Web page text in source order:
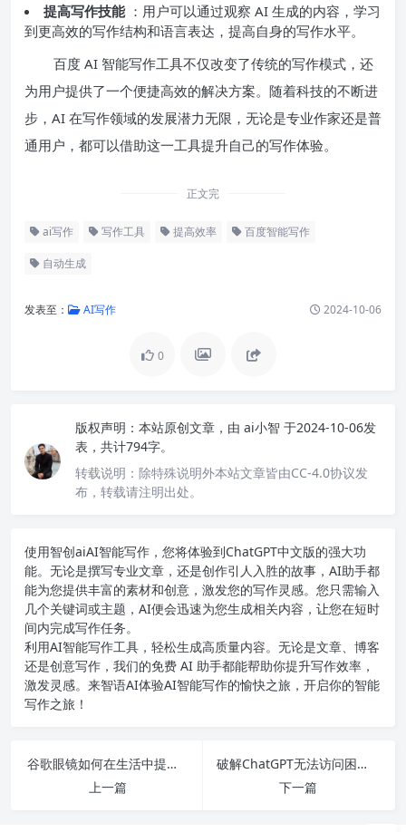
提高写作技能 ：用户可以通过观察 AI 生成的内容，学习
到更高效的写作结构和语言表达，提高自身的写作水平。
百度 AI 智能写作工具不仅改变了传统的写作模式，还
为用户提供了一个便捷高效的解决方案。随着科技的不断进
步，AI 在写作领域的发展潜力无限，无论是专业作家还是普
通用户，都可以借助这一工具提升自己的写作体验。
正文完
ai写作 写作工具 提高效率 百度智能写作
自动生成
发表至： AI写作 2024-10-06
0
版权声明： 本站原创文章，由 ai小智 于2024-10-06发
表，共计794字。
转载说明： 除特殊说明外本站文章皆由CC-4.0协议发
布，转载请注明出处。
使用智创aiAI智能写作 ，您将体验到ChatGPT中文版的强大功
能。无论是撰写专业文章，还是创作引人入胜的故事，AI助手都
能为您提供丰富的素材和创意，激发您的写作灵感。您只需输入
几个关键词或主题，AI便会迅速为您生成相关内容，让您在短时
间内完成写作任务。
利用AI智能写作工具，轻松生成高质量内容。无论是文章、博客
还是创意写作，我们的免费 AI 助手都能帮助你提升写作效率，
激发灵感。来智语AI体验AI智能写作的愉快之旅，开启你的智能
写作之旅！
谷歌眼镜如何在生活中提升你的智能体验？揭秘10大功能与应用！
上一篇
破解ChatGPT无法访问困境，轻松解决网页崩溃问题的方法汇总与详解
下一篇